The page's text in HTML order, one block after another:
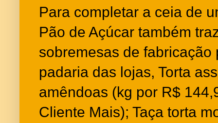
Para completar a ceia de
Pão de Açúcar também
sobremesas de fabricação
padaria das lojas, Torta
amêndoas (kg por R$
Cliente Mais); Taça torta